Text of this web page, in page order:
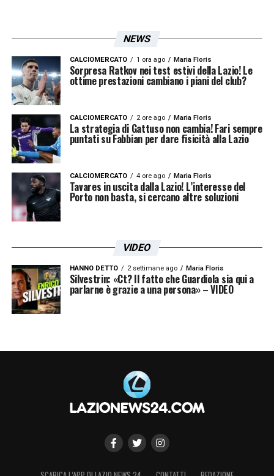
NEWS
CALCIOMERCATO 1 ora ago Maria Floris
Sorpresa Ratkov nei test estivi della Lazio! Le
ottime prestazioni cambiano i piani del club?
CALCIOMERCATO 2 ore ago Maria Floris
La strategia di Gattuso non cambia! Fari sempre
puntati su Fabbian per dare fisicità alla Lazio
CALCIOMERCATO 4 ore ago Maria Floris
Tavares in uscita dalla Lazio! L’interesse del
Porto non basta, si cercano altre soluzioni
VIDEO
HANNO DETTO 2 settimane ago Maria Floris
Silvestrin: «Ct? Il fatto che Guardiola sia qui a
parlarne è grazie a una persona» – VIDEO